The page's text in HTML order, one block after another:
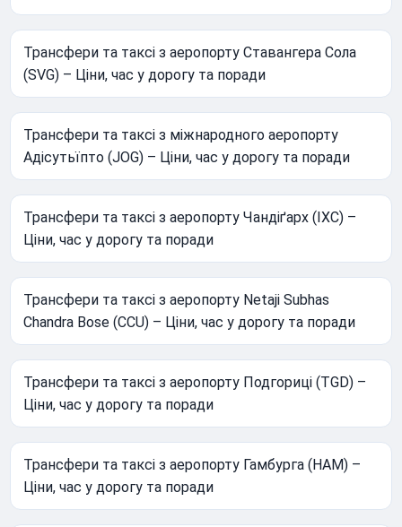
Трансфери та таксі з аеропорту Ставангера Сола
(SVG) – Ціни, час у дорогу та поради
Трансфери та таксі з міжнародного аеропорту
Адісутьїпто (JOG) – Ціни, час у дорогу та поради
Трансфери та таксі з аеропорту Чандіґарх (IXC) –
Ціни, час у дорогу та поради
Трансфери та таксі з аеропорту Netaji Subhas
Chandra Bose (CCU) – Ціни, час у дорогу та поради
Трансфери та таксі з аеропорту Подгориці (TGD) –
Ціни, час у дорогу та поради
Трансфери та таксі з аеропорту Гамбурга (HAM) –
Ціни, час у дорогу та поради